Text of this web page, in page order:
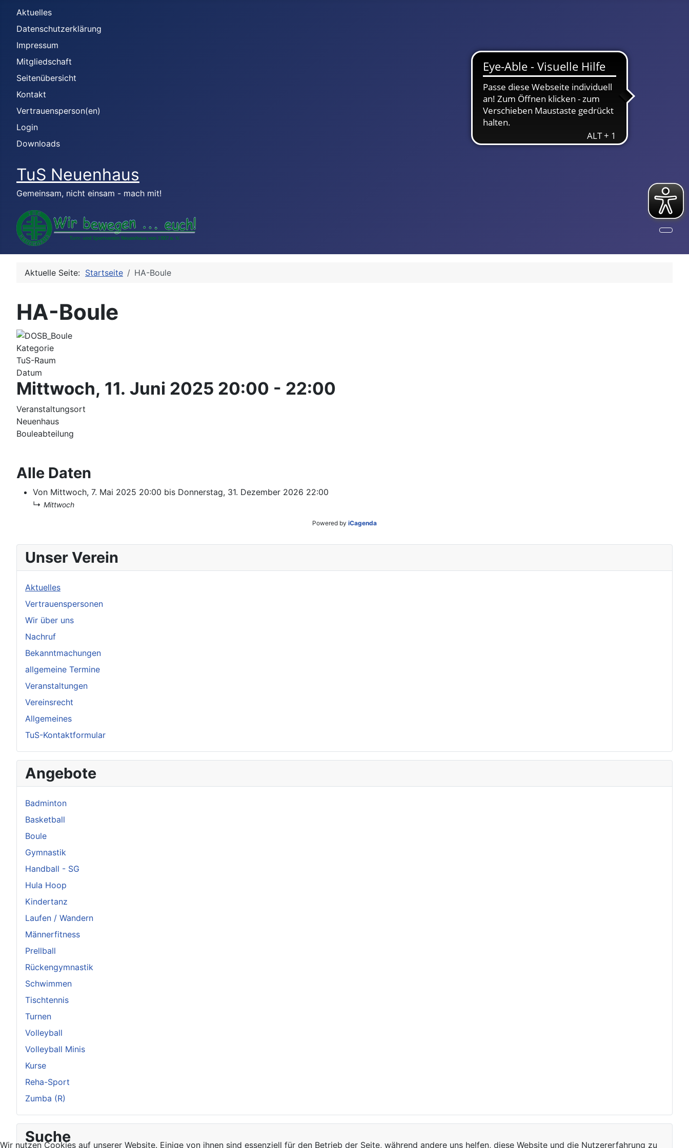
Aktuelles
Datenschutzerklärung
Impressum
Mitgliedschaft
Seitenübersicht
Kontakt
Vertrauensperson(en)
Login
Downloads
TuS Neuenhaus
Gemeinsam, nicht einsam - mach mit!
Unser Verein
Aktuelles
Vertrauenspersonen
Wir über uns
Nachruf
Bekanntmachungen
allgemeine Termine
Veranstaltungen
Vereinsrecht
Allgemeines
TuS-Kontaktformular
Angebote
Badminton
Basketball
Boule
Gymnastik
Handball - SG
Hula Hoop
Kindertanz
Laufen / Wandern
Männerfitness
Prellball
Rückengymnastik
Schwimmen
Tischtennis
Turnen
Volleyball
Volleyball Minis
Kurse
Reha-Sport
Zumba (R)
Suche
Aktuelle Seite: Startseite HA-Boule
HA-Boule
Kategorie
TuS-Raum
Datum
Mittwoch, 11. Juni 2025 20:00 - 22:00
Veranstaltungsort
Neuenhaus
Bouleabteilung
Alle Daten
Von Mittwoch, 7. Mai 2025 20:00 bis Donnerstag, 31. Dezember 2026 22:00
↳ Mittwoch
Powered by iCagenda
Wir nutzen Cookies auf unserer Website. Einige von ihnen sind essenziell für den Betrieb der Seite, während andere uns helfen, diese Website und die Nutzererfahrung zu